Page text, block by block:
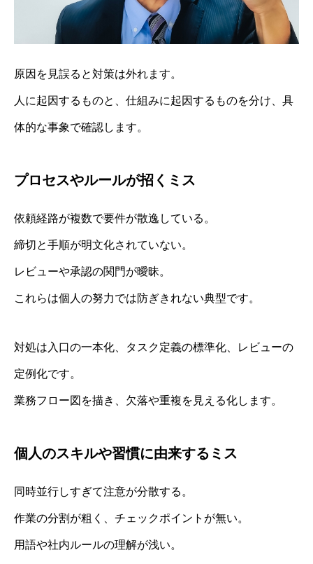
原因を見誤ると対策は外れます。
人に起因するものと、仕組みに起因するものを分け、具
体的な事象で確認します。
プロセスやルールが招くミス
依頼経路が複数で要件が散逸している。
締切と手順が明文化されていない。
レビューや承認の関門が曖昧。
これらは個人の努力では防ぎきれない典型です。
対処は入口の一本化、タスク定義の標準化、レビューの
定例化です。
業務フロー図を描き、欠落や重複を見える化します。
個人のスキルや習慣に由来するミス
同時並行しすぎて注意が分散する。
作業の分割が粗く、チェックポイントが無い。
用語や社内ルールの理解が浅い。